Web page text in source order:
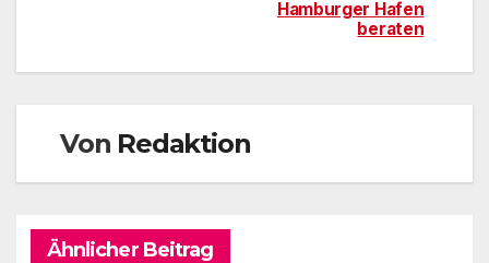
Hamburger Hafen
beraten
Von Redaktion
Ähnlicher Beitrag